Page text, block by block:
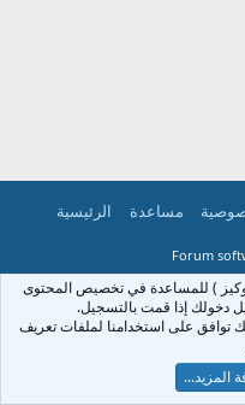
مساعدة الرئيسية
Forum
) للمساعدة في تخصيص المحتوى
دخولك إذا قمت بالتسجيل.
توافق على استخدامنا لملفات تعريف
المزيد...